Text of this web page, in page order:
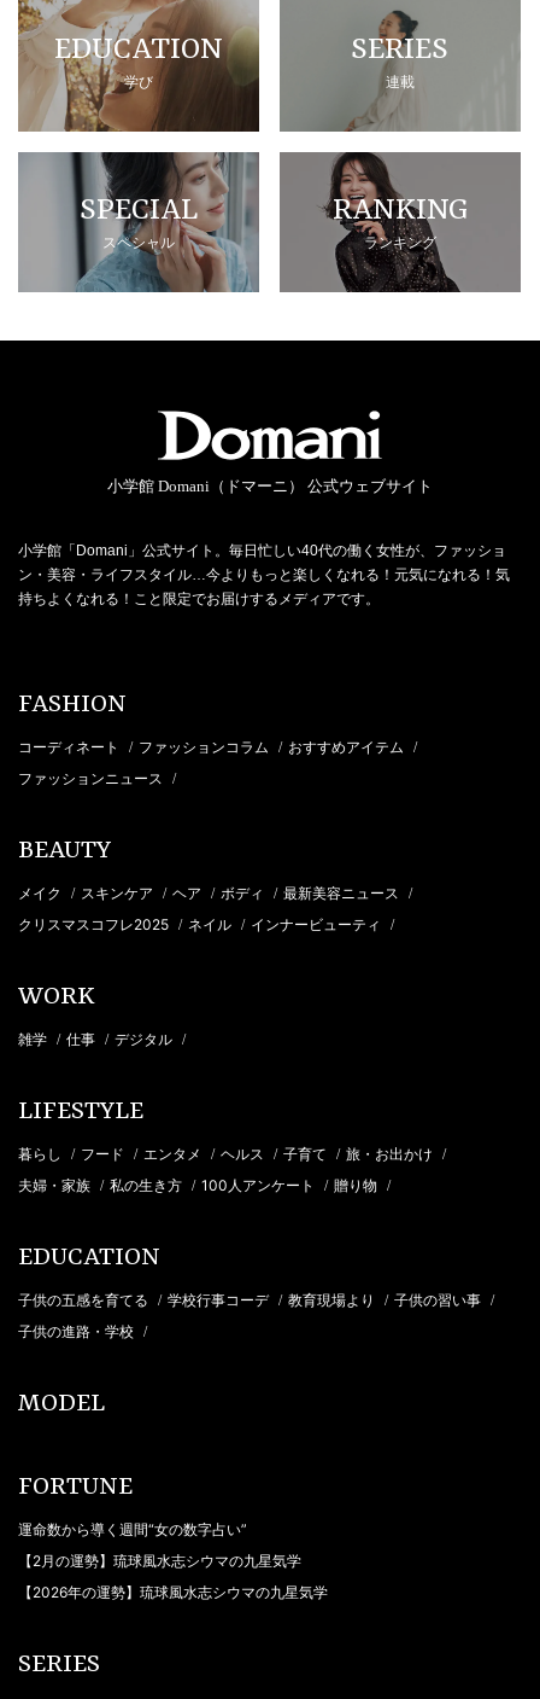
EDUCATION
学び
SERIES
連載
SPECIAL
スペシャル
RANKING
ランキング
小学館 Domani（ドマーニ） 公式ウェブサイト
小学館「Domani」公式サイト。毎日忙しい40代の働く女性が、ファッショ
ン・美容・ライフスタイル…今よりもっと楽しくなれる！元気になれる！気
持ちよくなれる！こと限定でお届けするメディアです。
FASHION
コーディネート / ファッションコラム / おすすめアイテム /
ファッションニュース /
BEAUTY
メイク / スキンケア / ヘア / ボディ / 最新美容ニュース /
クリスマスコフレ2025 / ネイル / インナービューティ /
WORK
雑学 / 仕事 / デジタル /
LIFESTYLE
暮らし / フード / エンタメ / ヘルス / 子育て / 旅・お出かけ /
夫婦・家族 / 私の生き方 / 100人アンケート / 贈り物 /
EDUCATION
子供の五感を育てる / 学校行事コーデ / 教育現場より / 子供の習い事 /
子供の進路・学校 /
MODEL
FORTUNE
運命数から導く週間“女の数字占い”
【2月の運勢】琉球風水志シウマの九星気学
【2026年の運勢】琉球風水志シウマの九星気学
SERIES